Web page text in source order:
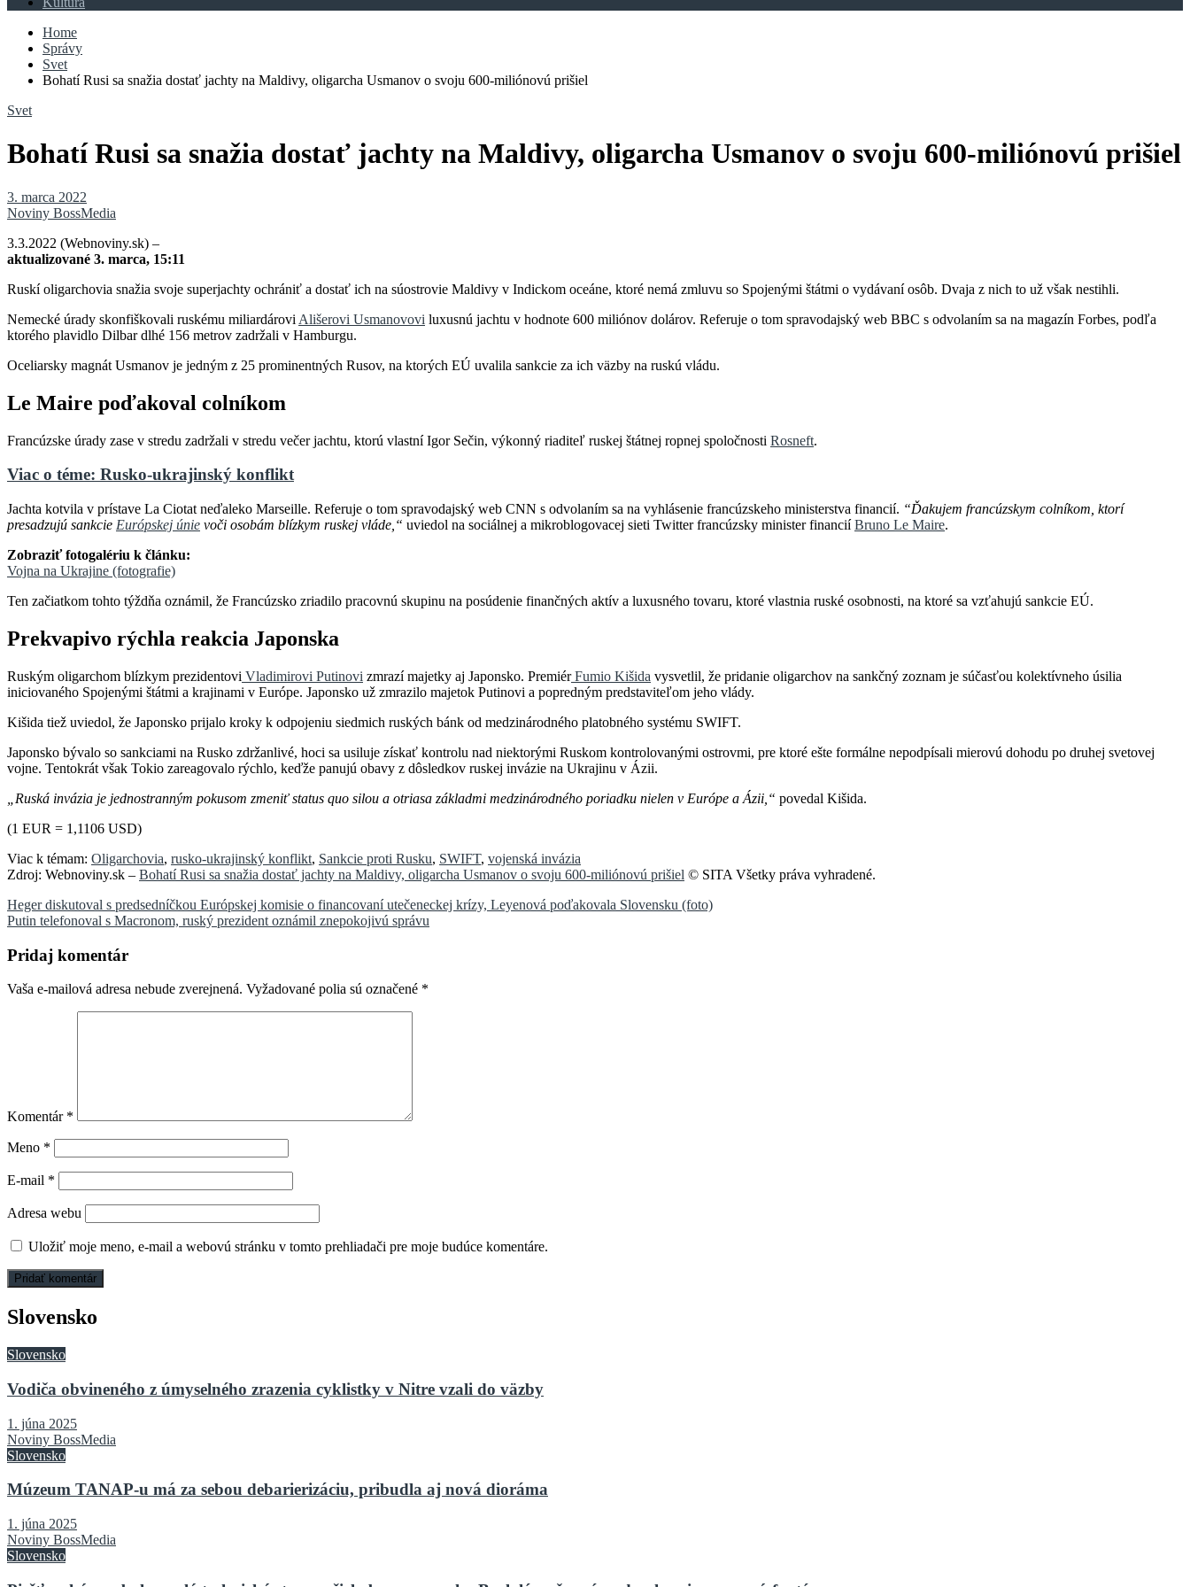
Home
Správy
Svet
Bohatí Rusi sa snažia dostať jachty na Maldivy, oligarcha Usmanov o svoju 600-miliónovú prišiel
Svet
Bohatí Rusi sa snažia dostať jachty na Maldivy, oligarcha Usmanov o svoju 600-miliónovú prišiel
3. marca 2022
Noviny BossMedia
3.3.2022 (Webnoviny.sk) –
aktualizované 3. marca, 15:11
Ruskí oligarchovia snažia svoje superjachty ochrániť a dostať ich na súostrovie Maldivy v Indickom oceáne, ktoré nemá zmluvu so Spojenými štátmi o vydávaní osôb. Dvaja z nich to už však nestihli.
Nemecké úrady skonfiškovali ruskému miliardárovi Ališerovi Usmanovovi luxusnú jachtu v hodnote 600 miliónov dolárov. Referuje o tom spravodajský web BBC s odvolaním sa na magazín Forbes, podľa
ktorého plavidlo Dilbar dlhé 156 metrov zadržali v Hamburgu.
Oceliarsky magnát Usmanov je jedným z 25 prominentných Rusov, na ktorých EÚ uvalila sankcie za ich väzby na ruskú vládu.
Le Maire poďakoval colníkom
Francúzske úrady zase v stredu zadržali v stredu večer jachtu, ktorú vlastní Igor Sečin, výkonný riaditeľ ruskej štátnej ropnej spoločnosti Rosneft.
Viac o téme: Rusko-ukrajinský konflikt
Jachta kotvila v prístave La Ciotat neďaleko Marseille. Referuje o tom spravodajský web CNN s odvolaním sa na vyhlásenie francúzskeho ministerstva financií. “Ďakujem francúzskym colníkom, ktorí
presadzujú sankcie Európskej únie voči osobám blízkym ruskej vláde,“ uviedol na sociálnej a mikroblogovacej sieti Twitter francúzsky minister financiíBruno Le Maire.
Zobraziť fotogalériu k článku:
Vojna na Ukrajine (fotografie)
Ten začiatkom tohto týždňa oznámil, že Francúzsko zriadilo pracovnú skupinu na posúdenie finančných aktív a luxusného tovaru, ktoré vlastnia ruské osobnosti, na ktoré sa vzťahujú sankcie EÚ.
Prekvapivo rýchla reakcia Japonska
Ruským oligarchom blízkym prezidentovi Vladimirovi Putinovi zmrazí majetky aj Japonsko. PremiérFumio Kišida vysvetlil, že pridanie oligarchov na sankčný zoznam je súčasťou kolektívneho úsilia
iniciovaného Spojenými štátmi a krajinami v Európe. Japonsko už zmrazilo majetok Putinovi a popredným predstaviteľom jeho vlády.
Kišida tiež uviedol, že Japonsko prijalo kroky k odpojeniu siedmich ruských bánk od medzinárodného platobného systému SWIFT.
Japonsko bývalo so sankciami na Rusko zdržanlivé, hoci sa usiluje získať kontrolu nad niektorými Ruskom kontrolovanými ostrovmi, pre ktoré ešte formálne nepodpísali mierovú dohodu po druhej svetovej
vojne. Tentokrát však Tokio zareagovalo rýchlo, keďže panujú obavy z dôsledkov ruskej invázie na Ukrajinu v Ázii.
„Ruská invázia je jednostranným pokusom zmeniť status quo silou a otriasa základmi medzinárodného poriadku nielen v Európe a Ázii,“ povedal Kišida.
(1 EUR = 1,1106 USD)
Viac k témam: Oligarchovia, rusko-ukrajinský konflikt, Sankcie proti Rusku, SWIFT, vojenská invázia
Zdroj: Webnoviny.sk – Bohatí Rusi sa snažia dostať jachty na Maldivy, oligarcha Usmanov o svoju 600-miliónovú prišiel © SITA Všetky práva vyhradené.
Navigácia
v
článku
Heger diskutoval s predsedníčkou Európskej komisie o financovaní utečeneckej krízy, Leyenová poďakovala Slovensku (foto)
Putin telefonoval s Macronom, ruský prezident oznámil znepokojivú správu
Pridaj komentár
Vaša e-mailová adresa nebude zverejnená. Vyžadované polia sú označené *
Komentár *
Meno *
E-mail *
Adresa webu
Uložiť moje meno, e-mail a webovú stránku v tomto prehliadači pre moje budúce komentáre.
Slovensko
Slovensko
Vodiča obvineného z úmyselného zrazenia cyklistky v Nitre vzali do väzby
1. júna 2025
Noviny BossMedia
Slovensko
Múzeum TANAP-u má za sebou debarierizáciu, pribudla aj nová dioráma
1. júna 2025
Noviny BossMedia
Slovensko